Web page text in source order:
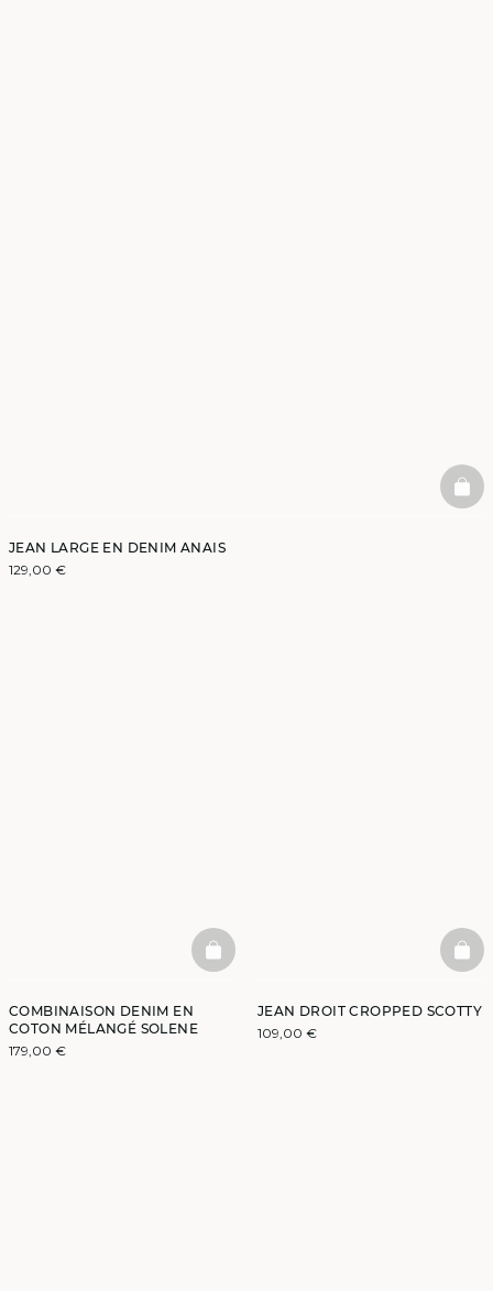
JEAN LARGE EN DENIM ANAIS
129,00 €
COMBINAISON DENIM EN
COTON MÉLANGÉ SOLENE
179,00 €
BASKETFULL
JEAN DROIT CROPPED SCOTTY
109,00 €